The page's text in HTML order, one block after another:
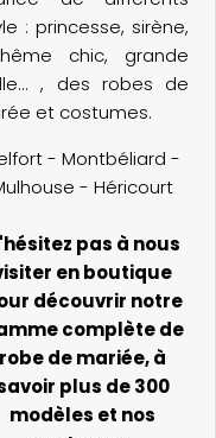
: princesse, sirène,
chic, grande
, des robes de
et costumes.
- Montbéliard -
- Héricourt
pas à nous
en boutique
découvrir notre
complète de
robe de mariée, à
plus de 300
modèles et nos